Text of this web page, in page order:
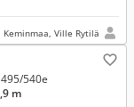
Keminmaa, Ville Rytilä
540e
m